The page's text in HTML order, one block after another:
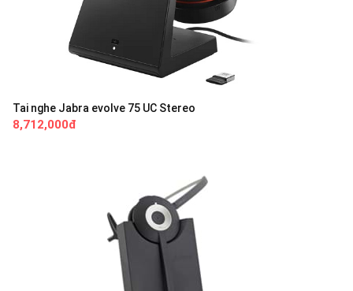
Tai nghe Jabra evolve 75 UC Stereo
8,712,000đ